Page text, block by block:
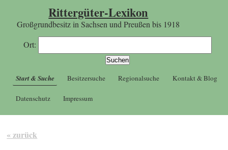
Rittergüter-Lexikon
Großgrundbesitz in Sachsen und Preußen bis 1918
Ort:
Start & Suche Besitzersuche Regionalsuche Kontakt & Blog
Datenschutz Impressum
« zurück